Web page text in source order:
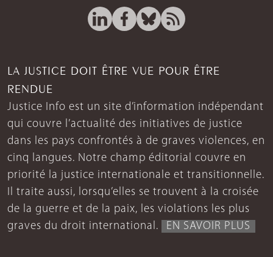
LA JUSTICE DOIT ÊTRE VUE POUR ÊTRE
RENDUE
Justice Info est un site d’information indépendant
qui couvre l’actualité des initiatives de justice
dans les pays confrontés à de graves violences, en
cinq langues. Notre champ éditorial couvre en
priorité la justice internationale et transitionnelle.
Il traite aussi, lorsqu’elles se trouvent à la croisée
de la guerre et de la paix, les violations les plus
graves du droit international.
EN SAVOIR PLUS